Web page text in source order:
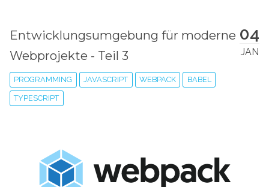
04
JAN
Entwicklungsumgebung für moderne
Webprojekte - Teil 3
PROGRAMMING JAVASCRIPT WEBPACK BABEL
TYPESCRIPT